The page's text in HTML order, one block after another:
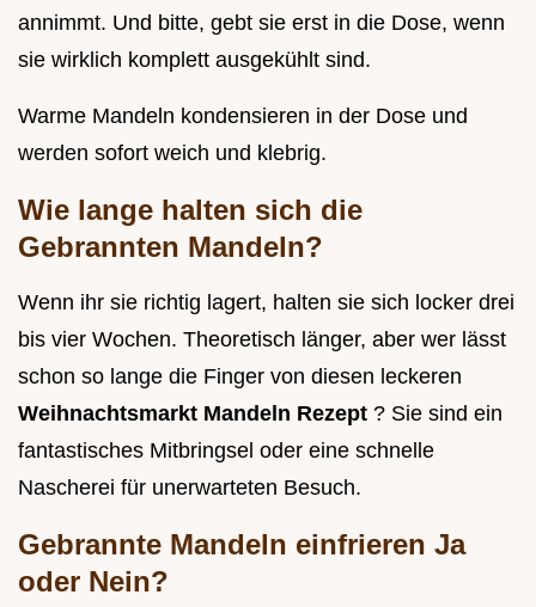
annimmt. Und bitte, gebt sie erst in die Dose, wenn
sie wirklich komplett ausgekühlt sind.
Warme Mandeln kondensieren in der Dose und
werden sofort weich und klebrig.
Wie lange halten sich die
Gebrannten Mandeln?
Wenn ihr sie richtig lagert, halten sie sich locker drei
bis vier Wochen. Theoretisch länger, aber wer lässt
schon so lange die Finger von diesen leckeren
Weihnachtsmarkt Mandeln Rezept ? Sie sind ein
fantastisches Mitbringsel oder eine schnelle
Nascherei für unerwarteten Besuch.
Gebrannte Mandeln einfrieren Ja
oder Nein?